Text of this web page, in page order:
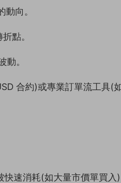
向。
點。
動。
合約)或專業訂單流工具(
快速消耗(如大量市價單買入